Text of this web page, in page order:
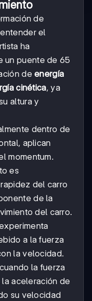
de
el
ha
un puente de 65
deenergía
cinética, ya
altura y
dentro de
aplican
momentum.
es
del carro
de la
del carro.
a la fuerza
la velocidad.
la fuerza
aceleración de
su velocidad